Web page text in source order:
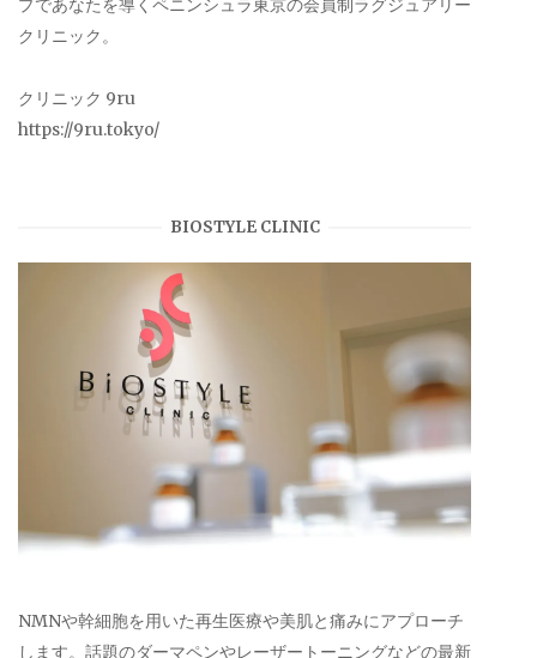
プであなたを導くペニンシュラ東京の会員制ラグジュアリー
クリニック。
クリニック 9ru
https://9ru.tokyo/
BIOSTYLE CLINIC
NMNや幹細胞を用いた再生医療や美肌と痛みにアプローチ
します。話題のダーマペンやレーザートーニングなどの最新